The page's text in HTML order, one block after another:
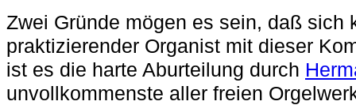
Zwei Gründe mögen es sein, daß sich
praktizierender Organist mit dieser
ist es die harte Aburteilung durch
unvollkommenste aller freien